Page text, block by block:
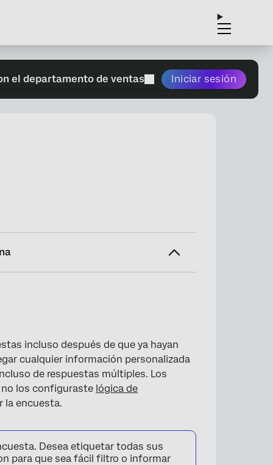
el departamento de ventas Iniciar sesión
incluso después de que ya hayan
cualquier información personalizada
de respuestas múltiples. Los
no los configuraste lógica de
la encuesta.
Desea etiquetar todas sus
para que sea fácil filtro o informar